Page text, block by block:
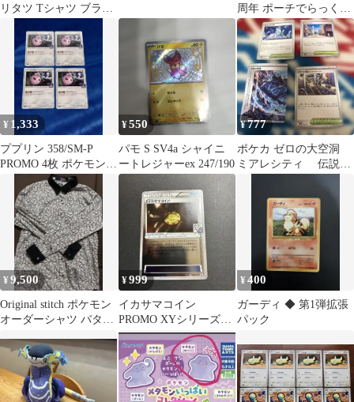
リタツ Tシャツ ブラッ
周年 ポーチでらっくす
赤 No.0001～0031
¥ 1,333
ププリン 358/SM-P
PROMO 4枚 ポケモンカ
ードゲーム
¥550
パモ S SV4a シャイニ
ートレジャーex 247/190
¥777
ポケカ ゼロの大空洞
ミアレシティ 伝説の
¥9,500
Original stitch ポケモン
オーダーシャツ バタフ
¥999
イカサマコイン
PROMO XYシリーズプ
ロモーションカード
PROMO 04…
¥400
ガーディ ◆ 第1弾拡張
パック